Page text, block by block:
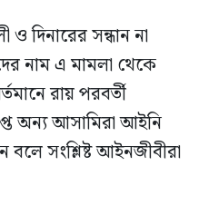
দিনারের সন্ধান না
নাম এ মামলা থেকে
রায় পরবর্তী
অন্য আসামিরা আইনি
সংশ্লিষ্ট আইনজীবীরা